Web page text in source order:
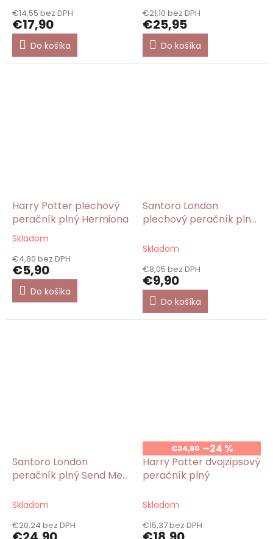
€14,55 bez DPH
€17,90
Do košíka
€21,10 bez DPH
€25,95
Do košíka
Harry Potter plechový
peračník plný Hermiona
Priemerné
produktu
je
5,0
hviezdičiek.
Skladom
€4,80 bez DPH
€5,90
Do košíka
Santoro London
plechový peračník plný
Pages/Gorjuss
Skladom
€8,05 bez DPH
€9,90
Do košíka
Santoro London
peračník plný Send Me
Skladom
€20,24 bez DPH
€24,90 –24 %
Harry Potter dvojzipsový
peračník plný
Skladom
€15,37 bez DPH